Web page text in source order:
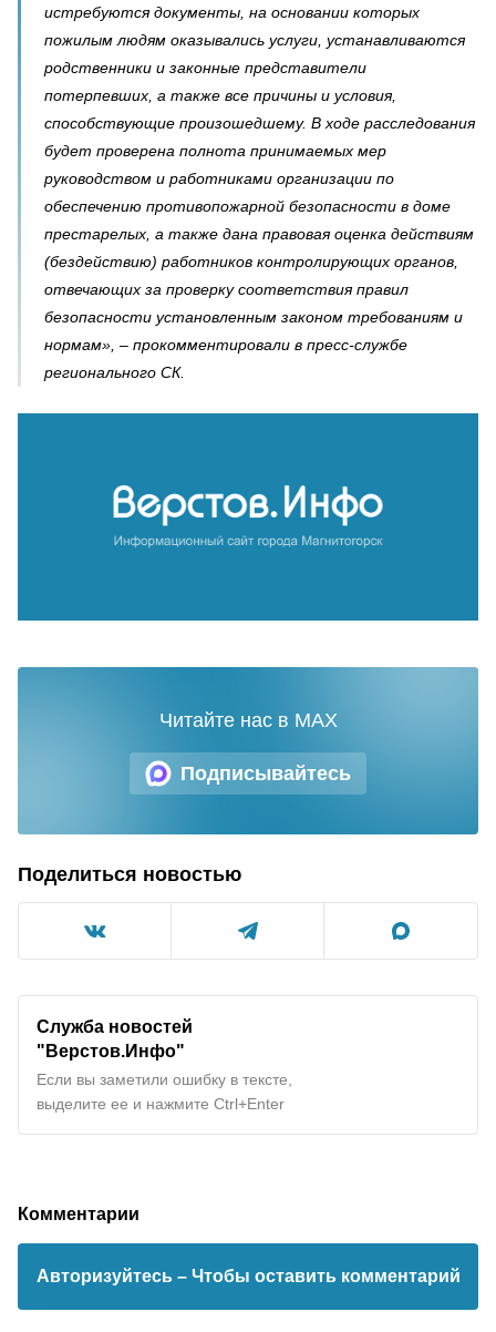
истребуются документы, на основании которых
пожилым людям оказывались услуги, устанавливаются
родственники и законные представители
потерпевших, а также все причины и условия,
способствующие произошедшему. В ходе расследования
будет проверена полнота принимаемых мер
руководством и работниками организации по
обеспечению противопожарной безопасности в доме
престарелых, а также дана правовая оценка действиям
(бездействию) работников контролирующих органов,
отвечающих за проверку соответствия правил
безопасности установленным законом требованиям и
нормам», – прокомментировали в пресс-службе
регионального СК.
Подписывайтесь
Читайте нас в MAX
Поделиться новостью
Служба новостей
"Верстов.Инфо"
Если вы заметили ошибку в тексте,
выделите ее и нажмите Ctrl+Enter
Комментарии
Авторизуйтесь – Чтобы оставить комментарий